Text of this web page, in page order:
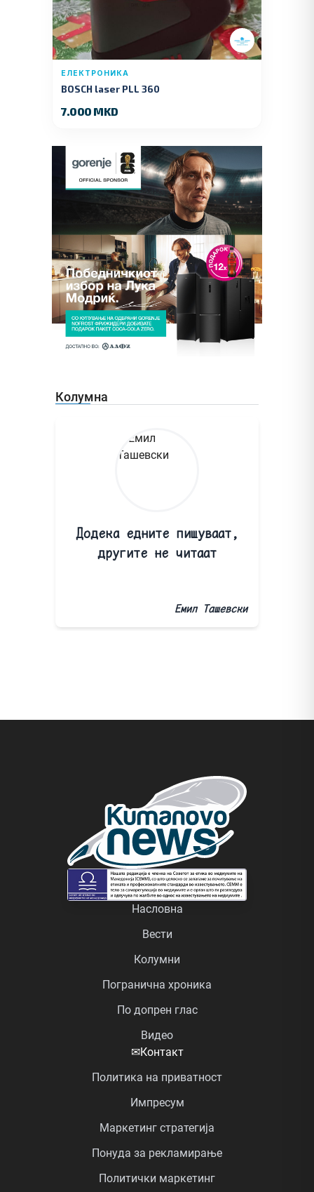
ЕЛЕКТРОНИКА
BOSCH laser PLL 360
7.000 MKD
Колумна
Додека едните пишуваат,
другите не читаат
Емил Ташевски
Насловна
Вести
Колумни
Погранична хроника
По допрен глас
Видео
✉Контакт
Политика на приватност
Импресум
Маркетинг стратегија
Понуда за рекламирање
Политички маркетинг